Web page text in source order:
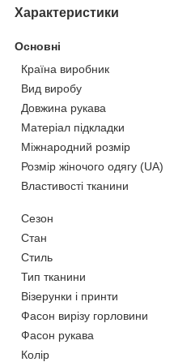
Характеристики
Основні
Країна виробник
Вид виробу
Довжина рукава
Матеріал підкладки
Міжнародний розмір
Розмір жіночого одягу (UA)
Властивості тканини
Сезон
Стан
Стиль
Тип тканини
Візерунки і принти
Фасон вирізу горловини
Фасон рукава
Колір